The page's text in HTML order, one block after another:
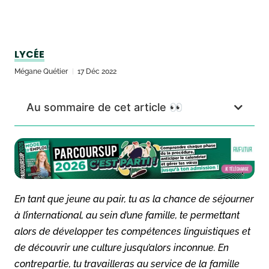
LYCÉE
Mégane Quétier 17 Déc 2022
Au sommaire de cet article 👀
En tant que jeune au pair, tu as la chance de séjourner
à l’international, au sein d’une famille, te permettant
alors de développer tes compétences linguistiques et
de découvrir une culture jusqu’alors inconnue. En
contrepartie, tu travailleras au service de la famille